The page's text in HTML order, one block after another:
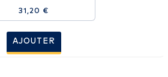
31,20 €
AJOUTER